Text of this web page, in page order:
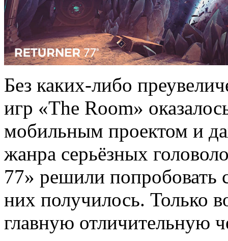
Без каких-либо
игр «The Room»
мобильным проектом и
жанра серьёзных
77» решили попробовать
них получилось. Только
главную отличительную